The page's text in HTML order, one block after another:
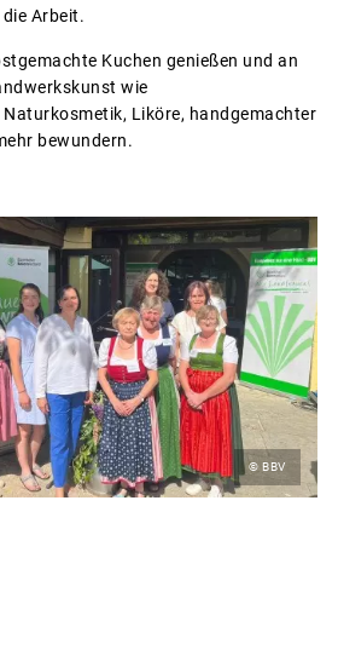
Arbeit.
Kuchen genießen und an
wie
Liköre, handgemachter
bewundern.
© BBV